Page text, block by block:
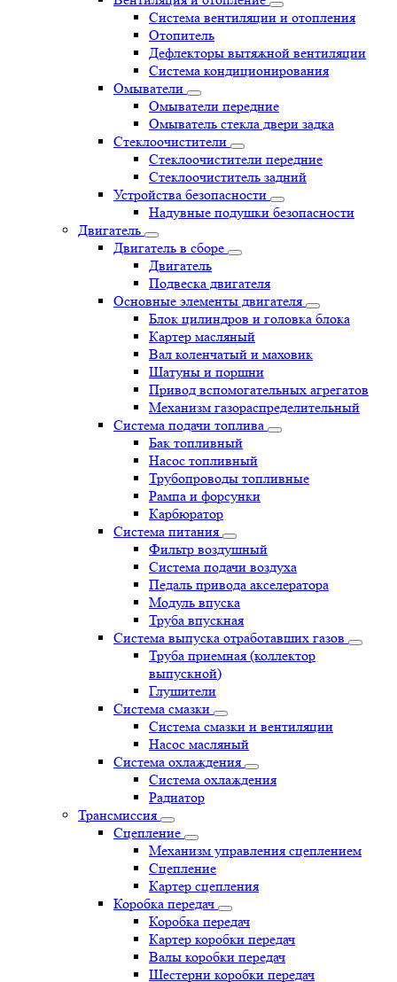
Система вентиляции и отопления
Отопитель
Дефлекторы вытяжной вентиляции
Система кондиционирования
Омыватели
Омыватели передние
Омыватель стекла двери задка
Стеклоочистители
Стеклоочистители передние
Стеклоочиститель задний
Устройства безопасности
Надувные подушки безопасности
Двигатель
Двигатель в сборе
Двигатель
Подвеска двигателя
Основные элементы двигателя
Блок цилиндров и головка блока
Картер масляный
Вал коленчатый и маховик
Шатуны и поршни
Привод вспомогательных агрегатов
Механизм газораспределительный
Система подачи топлива
Бак топливный
Насос топливный
Трубопроводы топливные
Рампа и форсунки
Карбюратор
Система питания
Фильтр воздушный
Система подачи воздуха
Педаль привода акселератора
Модуль впуска
Труба впускная
Система выпуска отработавших газов
Труба приемная (коллектор
выпускной)
Глушители
Система смазки
Система смазки и вентиляции
Насос масляный
Система охлаждения
Система охлаждения
Радиатор
Трансмиссия
Сцепление
Механизм управления сцеплением
Сцепление
Картер сцепления
Коробка передач
Коробка передач
Картер коробки передач
Валы коробки передач
Шестерни коробки передач